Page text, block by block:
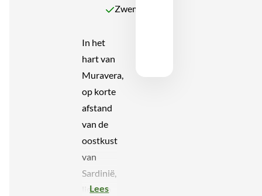
Zwembad
In het
hart van
Muravera,
op korte
afstand
van de
oostkust
van
Sardinië,
ligt een
Lees